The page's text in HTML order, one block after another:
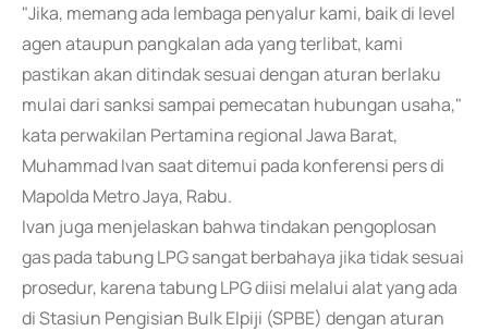
"Jika, memang ada lembaga penyalur kami, baik di level
agen ataupun pangkalan ada yang terlibat, kami
pastikan akan ditindak sesuai dengan aturan berlaku
mulai dari sanksi sampai pemecatan hubungan usaha,"
kata perwakilan Pertamina regional Jawa Barat,
Muhammad Ivan saat ditemui pada konferensi pers di
Mapolda Metro Jaya, Rabu.
Ivan juga menjelaskan bahwa tindakan pengoplosan
gas pada tabung LPG sangat berbahaya jika tidak sesuai
prosedur, karena tabung LPG diisi melalui alat yang ada
di Stasiun Pengisian Bulk Elpiji (SPBE) dengan aturan